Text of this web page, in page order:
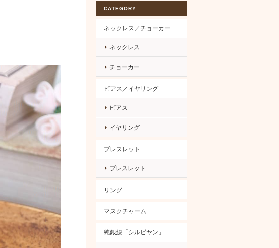
CATEGORY
ネックレス／チョーカー
ネックレス
チョーカー
ピアス／イヤリング
ピアス
イヤリング
ブレスレット
ブレスレット
リング
マスクチャーム
純銀線「シルビヤン」